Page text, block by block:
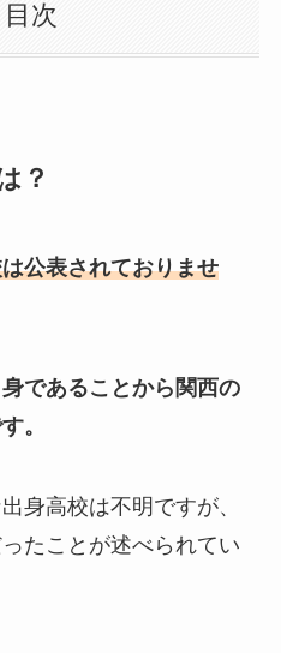
目次
？
公表されておりませ
であることから関西の
。
身高校は不明ですが、
たことが述べられてい